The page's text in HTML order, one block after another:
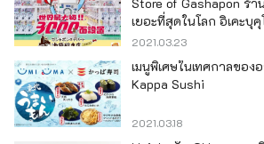
Store of Gashapon ร้า
เยอะที่สุดในโลก อิเคะบุคุ
2021.03.23
เมนูพิเศษในเทศกาลของ
Kappa Sushi
2021.03.18